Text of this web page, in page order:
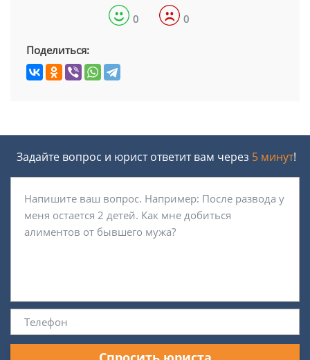
0 0
Поделиться:
Задайте вопрос и юрист ответит вам через 5 минут!